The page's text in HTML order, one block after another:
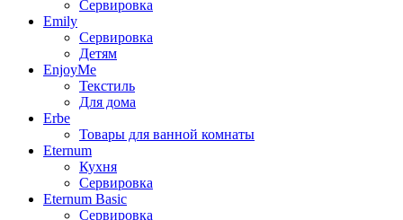
Сервировка
Emily
Сервировка
Детям
EnjoyMe
Текстиль
Для дома
Erbe
Товары для ванной комнаты
Eternum
Кухня
Сервировка
Eternum Basic
Сервировка